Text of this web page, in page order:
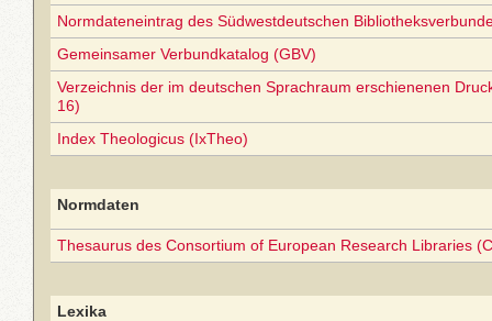
Normdateneintrag des Südwestdeutschen
Gemeinsamer Verbundkatalog (GBV)
Verzeichnis der im deutschen Sprachraum erschienenen
16)
Index Theologicus (IxTheo)
Normdaten
Thesaurus des Consortium of European Research Libraries
Lexika